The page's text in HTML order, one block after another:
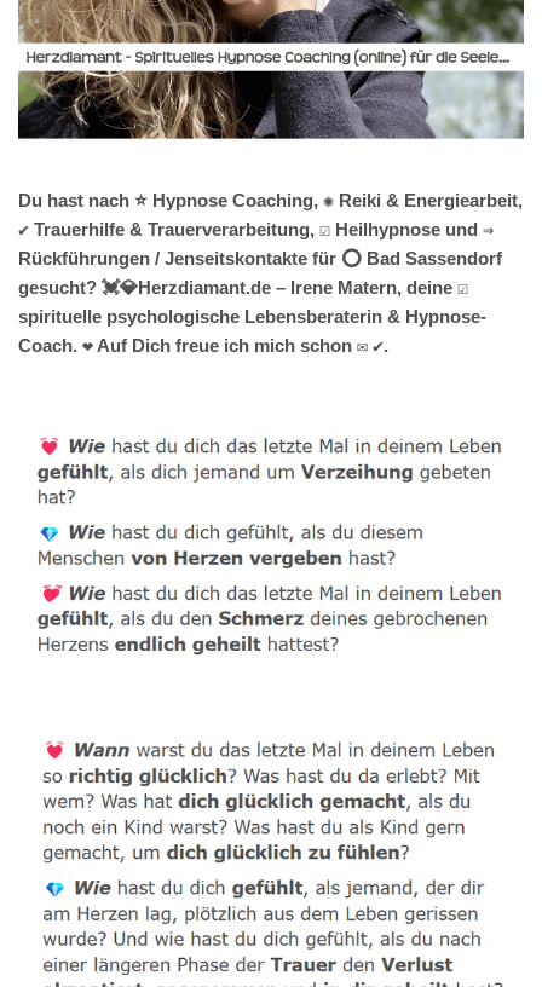
Du hast nach ⭐ Hypnose Coaching, ✺ Reiki & Energiearbeit,
✔️ Trauerhilfe & Trauerverarbeitung, ☑️ Heilhypnose und ⇒
Rückführungen / Jenseitskontakte für ⭕ Bad Sassendorf
gesucht? 💓️💎Herzdiamant.de – Irene Matern, deine ☑️
spirituelle psychologische Lebensberaterin & Hypnose-
Coach. ❤ Auf Dich freue ich mich schon ✉ ✔.